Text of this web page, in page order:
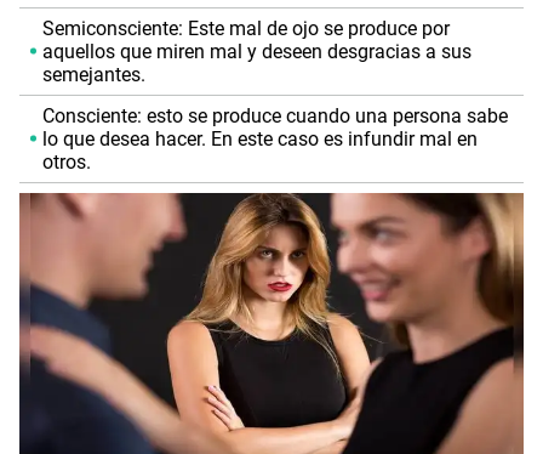
Semiconsciente: Este mal de ojo se produce por
aquellos que miren mal y deseen desgracias a sus
semejantes.
Consciente: esto se produce cuando una persona sabe
lo que desea hacer. En este caso es infundir mal en
otros.